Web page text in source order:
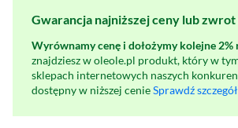
Gwarancja najniższej ceny lub
Wyrównamy cenę i dołożymy kolejne 2%
znajdziesz w oleole.pl produkt, który w
sklepach internetowych naszych
dostępny w niższej cenieSprawdź